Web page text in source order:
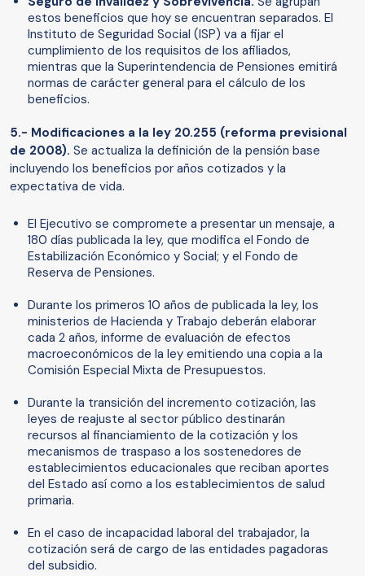
estos beneficios que hoy se encuentran separados. El
Instituto de Seguridad Social (ISP) va a fijar el
cumplimiento de los requisitos de los afiliados,
mientras que la Superintendencia de Pensiones emitirá
normas de carácter general para el cálculo de los
beneficios.
5.- Modificaciones a la ley 20.255 (reforma previsional
de 2008). Se actualiza la definición de la pensión base
incluyendo los beneficios por años cotizados y la
expectativa de vida.
El Ejecutivo se compromete a presentar un mensaje, a
180 días publicada la ley, que modifica el Fondo de
Estabilización Económico y Social; y el Fondo de
Reserva de Pensiones.
Durante los primeros 10 años de publicada la ley, los
ministerios de Hacienda y Trabajo deberán elaborar
cada 2 años, informe de evaluación de efectos
macroeconómicos de la ley emitiendo una copia a la
Comisión Especial Mixta de Presupuestos.
Durante la transición del incremento cotización, las
leyes de reajuste al sector público destinarán
recursos al financiamiento de la cotización y los
mecanismos de traspaso a los sostenedores de
establecimientos educacionales que reciban aportes
del Estado así como a los establecimientos de salud
primaria.
En el caso de incapacidad laboral del trabajador, la
cotización será de cargo de las entidades pagadoras
del subsidio.